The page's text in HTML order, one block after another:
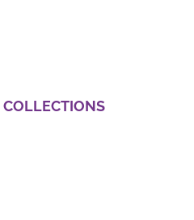
COLLECTIONS